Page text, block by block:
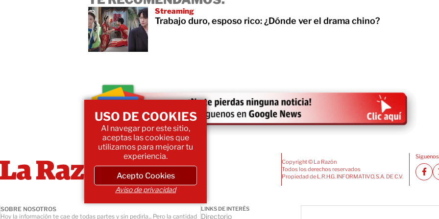
Streaming
Trabajo duro, esposo rico: ¿Dónde ver el drama chino?
Copyright © La Razón
Todos los derechos reservados
Propiedad de L.R.H.G. INFORMATIVO, S.A. DE C.V.
SOBRE NOSOTROS
Hoy la información te cae de todas partes y sin pedirla... Pero la cantidad
LINKS DE INTERÉS
Directorio
USO DE COOKIES
Al navegar por este sitio,
aceptas las cookies que
utilizamos para mejorar tu
experiencia.
Acepto Cookies
Aviso de privacidad